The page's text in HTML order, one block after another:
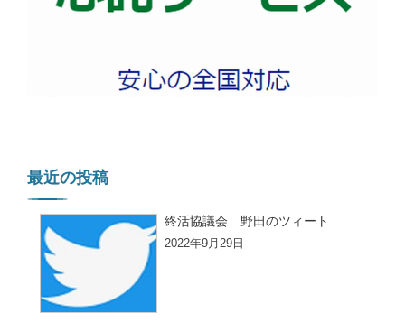
最近の投稿
終活協議会 野田のツィート
2022年9月29日